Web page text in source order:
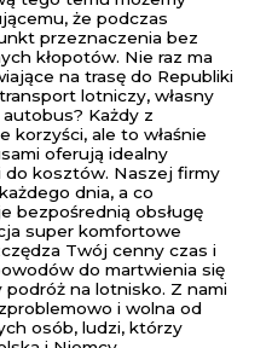
że podczas
przeznaczenia bez
kłopotów. Nie raz ma
na trasę do Republiki
lotniczy, własny
Każdy z
ale to właśnie
oferują idealny
kosztów. Naszej firmy
dnia, a co
bezpośrednią obsługę
super komfortowe
Twój cenny czas i
do martwienia się
na lotnisko. Z nami
i wolna od
osób, ludzi, którzy